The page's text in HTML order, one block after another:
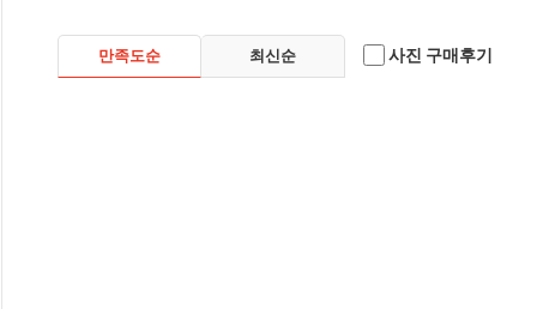
만족도순 최신순 사진 구매후기